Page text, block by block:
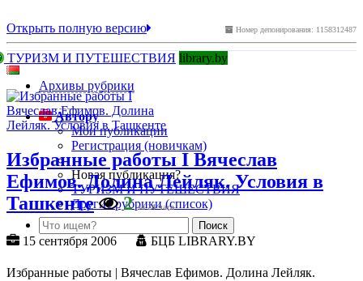
Номер депонирования: 1158312487
Открыть полную версию
ТУРИЗМ И ПУТЕШЕСТВИЯ library.by
Архивы рубрики
Автору
Мои публикации
Регистрация (новичкам)
Новая публикация?
ТУРИЗМ И ПУТЕШЕСТВИЯ
Другие рубрики (список)
Избранные работы I Вячеслав
Ефимов. Долина Лейляк. Условия в
Ташкенте
2 за 24 часа
15 сентября 2006 БЦБ LIBRARY.BY
Избранные работы | Вячеслав Ефимов. Долина Лейляк.